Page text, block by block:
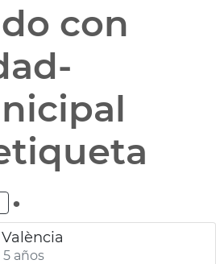
con
.
años